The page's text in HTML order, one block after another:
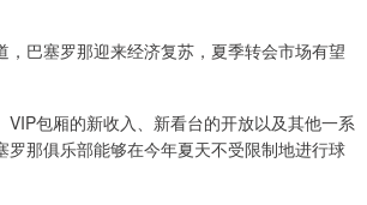
，巴塞罗那迎来经济复苏，夏季转会市场有望
VIP包厢的新收入、新看台的开放以及其他一系
罗那俱乐部能够在今年夏天不受限制地进行球